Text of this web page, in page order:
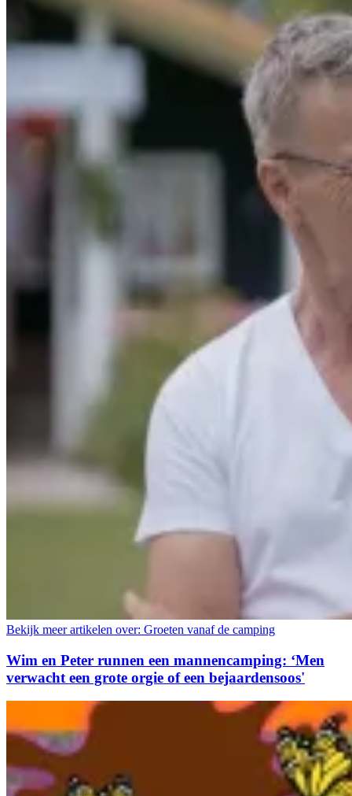
Bekijk meer artikelen over: Groeten vanaf de camping
Wim en Peter runnen een mannencamping: ‘Men
verwacht een grote orgie of een bejaardensoos'